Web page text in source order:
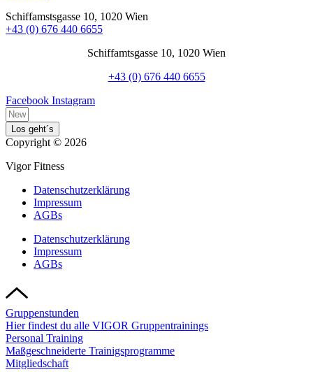
Schiffamstsgasse 10, 1020 Wien
+43 (0) 676 440 6655
Schiffamtsgasse 10, 1020 Wien
+43 (0) 676 440 6655
Facebook Instagram
Los geht´s
Copyright © 2026
Vigor Fitness
Datenschutzerklärung
Impressum
AGBs
Datenschutzerklärung
Impressum
AGBs
Gruppenstunden
Hier findest du alle VIGOR Gruppentrainings
Personal Training
Maßgeschneiderte Trainigsprogramme
Mitgliedschaft